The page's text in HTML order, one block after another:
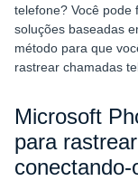
telefone? Você pode
soluções baseadas
método para que
rastrear chamadas
Microsoft
para